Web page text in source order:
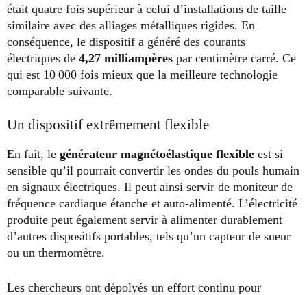
était quatre fois supérieur à celui d’installations de taille
similaire avec des alliages métalliques rigides. En
conséquence, le dispositif a généré des courants
électriques de 4,27 milliampères par centimètre carré. Ce
qui est 10 000 fois mieux que la meilleure technologie
comparable suivante.
Un dispositif extrêmement flexible
En fait, le générateur magnétoélastique flexible est si
sensible qu’il pourrait convertir les ondes du pouls humain
en signaux électriques. Il peut ainsi servir de moniteur de
fréquence cardiaque étanche et auto-alimenté. L’électricité
produite peut également servir à alimenter durablement
d’autres dispositifs portables, tels qu’un capteur de sueur
ou un thermomètre.
Les chercheurs ont dépolyés un effort continu pour